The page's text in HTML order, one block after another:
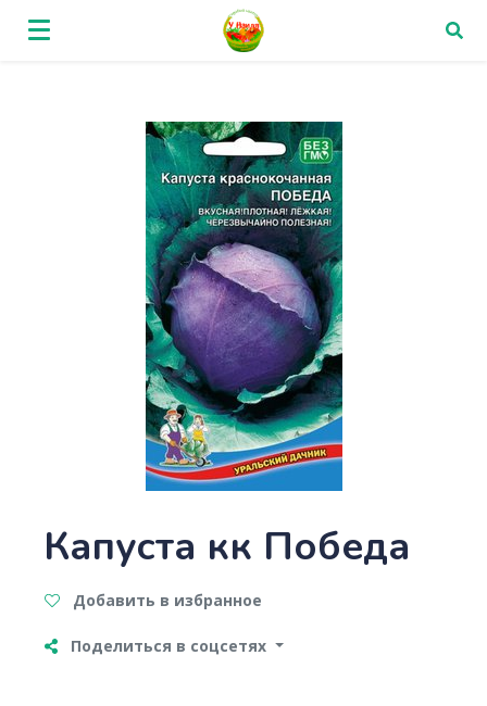
Капуста кк Победа
Добавить в избранное
Поделиться в соцсетях